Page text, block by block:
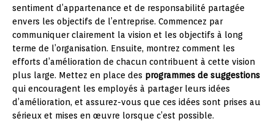
sentiment d’appartenance et de responsabilité partagée
envers les objectifs de l’entreprise. Commencez par
communiquer clairement la vision et les objectifs à long
terme de l’organisation. Ensuite, montrez comment les
efforts d’amélioration de chacun contribuent à cette vision
plus large. Mettez en place des programmes de suggestions
qui encouragent les employés à partager leurs idées
d’amélioration, et assurez-vous que ces idées sont prises au
sérieux et mises en œuvre lorsque c’est possible.